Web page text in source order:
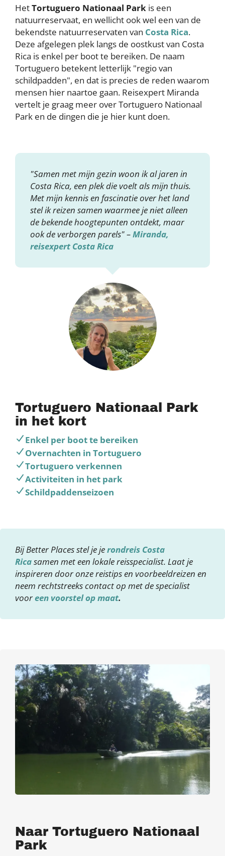
HetTortuguero Nationaal Park is een
natuurreservaat, en wellicht ook wel een van de
bekendste natuurreservaten van Costa Rica.
Deze afgelegen plek langs de oostkust van Costa
Rica is enkel per boot te bereiken. De naam
Tortuguero betekent letterlijk "regio van
schildpadden", en dat is precies de reden waarom
mensen hier naartoe gaan. Reisexpert Miranda
vertelt je graag meer over Tortuguero Nationaal
Park en de dingen die je hier kunt doen.
"Samen met mijn gezin woon ik al jaren in
Costa Rica, een plek die voelt als mijn thuis.
Met mijn kennis en fascinatie over het land
stel ik reizen samen waarmee je niet alleen
de bekende hoogtepunten ontdekt, maar
ook de verborgen parels" –Miranda,
reisexpert Costa Rica
Tortuguero Nationaal Park
in het kort
Enkel per boot te bereiken
Overnachten in Tortuguero
Tortuguero verkennen
Activiteiten in het park
Schildpaddenseizoen
Bij Better Places stel je jerondreis Costa
Ricasamen met een lokale reisspecialist. Laat je
inspireren door onze reistips en voorbeeldreizen en
neem rechtstreeks contact op met de specialist
vooreen voorstel op maat.
Naar Tortuguero Nationaal
Park